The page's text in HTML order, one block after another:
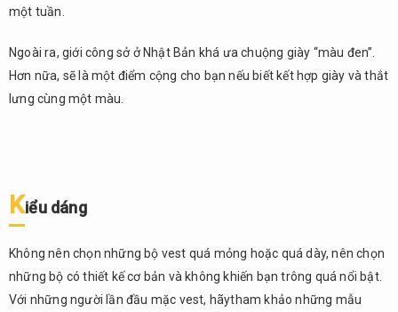
Cà
2.5.
Quần
2.6.
cách
chọn
sơ
mi
một tuần.
Ngoài ra, giới công sở ở Nhật Bản khá ưa chuộng giày “màu đen”.
Hơn nữa, sẽ là một điểm cộng cho bạn nếu biết kết hợp giày và thắt
lưng cùng một màu.
Kiểu dáng
Không nên chọn những bộ vest quá mỏng hoặc quá dày, nên chọn
những bộ có thiết kế cơ bản và không khiến bạn trông quá nổi bật.
Với những người lần đầu mặc vest, hãytham khảo những mẫu